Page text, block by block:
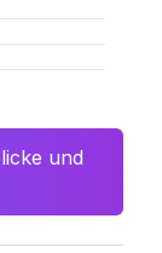
und